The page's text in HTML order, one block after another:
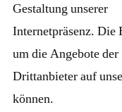
Gestaltung unserer
Internetpräsenz.
um die Angebote der
Drittanbieter auf
können.